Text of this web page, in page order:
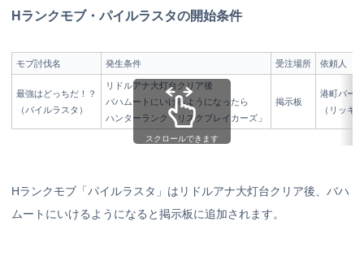
Hランクモブ・パイルラスタの開始条件
モブ討伐名 発生条件 受注場所 依頼人
最強はどっちだ！？
（パイルラスタ）
リドルアナ大灯台クリア後
バハムートにいけるようになったら
ハンターランク「リスクブレイカーズ」
掲示板
港町バー
（リッキ
スクロールできます
Hランクモブ「パイルラスタ」はリドルアナ大灯台クリア後、バハ
ムートにいけるようになると掲示板に追加されます。